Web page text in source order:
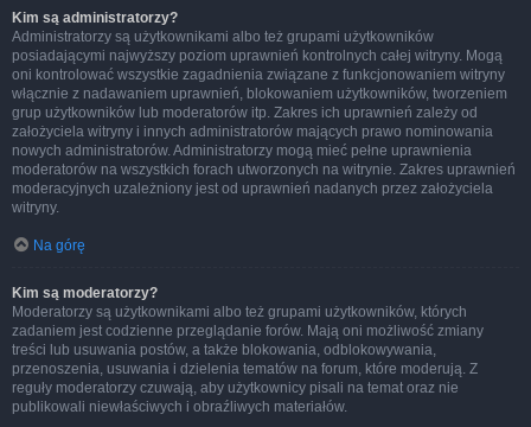
Kim są administratorzy?
Administratorzy są użytkownikami albo też grupami użytkowników
posiadającymi najwyższy poziom uprawnień kontrolnych całej witryny. Mogą
oni kontrolować wszystkie zagadnienia związane z funkcjonowaniem witryny
włącznie z nadawaniem uprawnień, blokowaniem użytkowników, tworzeniem
grup użytkowników lub moderatorów itp. Zakres ich uprawnień zależy od
założyciela witryny i innych administratorów mających prawo nominowania
nowych administratorów. Administratorzy mogą mieć pełne uprawnienia
moderatorów na wszystkich forach utworzonych na witrynie. Zakres uprawnień
moderacyjnych uzależniony jest od uprawnień nadanych przez założyciela
witryny.
Na górę
Kim są moderatorzy?
Moderatorzy są użytkownikami albo też grupami użytkowników, których
zadaniem jest codzienne przeglądanie forów. Mają oni możliwość zmiany
treści lub usuwania postów, a także blokowania, odblokowywania,
przenoszenia, usuwania i dzielenia tematów na forum, które moderują. Z
reguły moderatorzy czuwają, aby użytkownicy pisali na temat oraz nie
publikowali niewłaściwych i obraźliwych materiałów.